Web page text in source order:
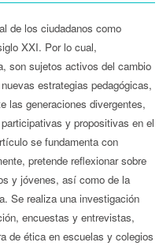
de los ciudadanos como
XXI. Por lo cual,
son sujetos activos del cambio
estrategias pedagógicas,
las generaciones divergentes,
y propositivas en el
se fundamenta con
pretende reflexionar sobre
y jóvenes, así como de la
Se realiza una investigación
encuestas y entrevistas,
de ética en escuelas y colegios